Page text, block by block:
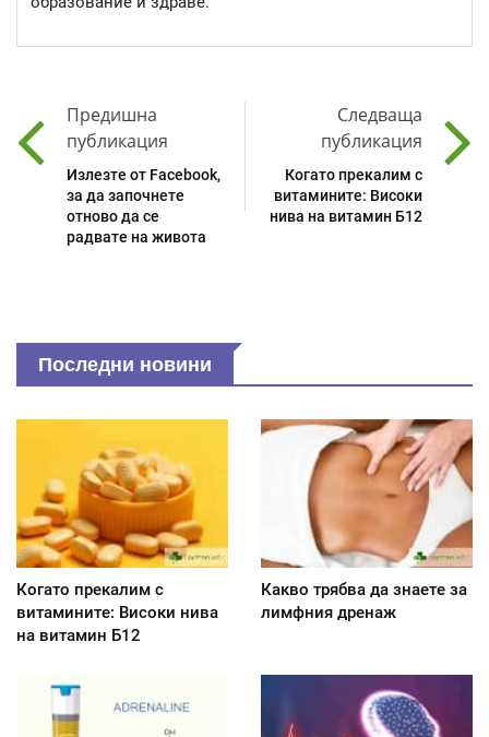
Предишна
публикация
Излезте от Facebook,
за да започнете
отново да се
радвате на живота
Следваща
публикация
Когато прекалим с
витамините: Високи
нива на витамин Б12
Последни новини
Когато прекалим с
витамините: Високи нива
на витамин Б12
Какво трябва да знаете за
лимфния дренаж